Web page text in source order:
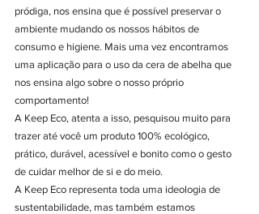
pródiga, nos ensina que é possível preservar o
ambiente mudando os nossos hábitos de
consumo e higiene. Mais uma vez encontramos
uma aplicação para o uso da cera de abelha que
nos ensina algo sobre o nosso próprio
comportamento!
A Keep Eco, atenta a isso, pesquisou muito para
trazer até você um produto 100% ecológico,
prático, durável, acessível e bonito como o gesto
de cuidar melhor de si e do meio.
A Keep Eco representa toda uma ideologia de
sustentabilidade, mas também estamos